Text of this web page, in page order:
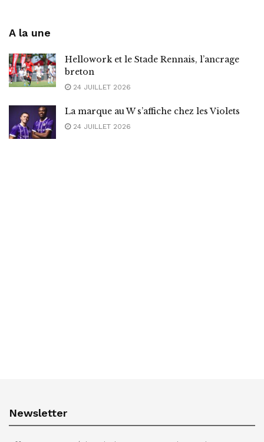
A la une
Hellowork et le Stade Rennais, l’ancrage
breton
24 JUILLET 2026
La marque au W s’affiche chez les Violets
24 JUILLET 2026
Newsletter